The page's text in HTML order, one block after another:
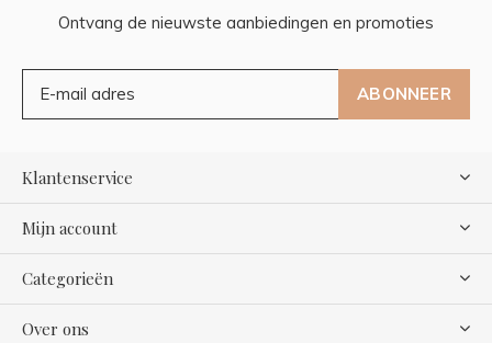
Ontvang de nieuwste aanbiedingen en promoties
ABONNEER
Klantenservice
Mijn account
Categorieën
Over ons